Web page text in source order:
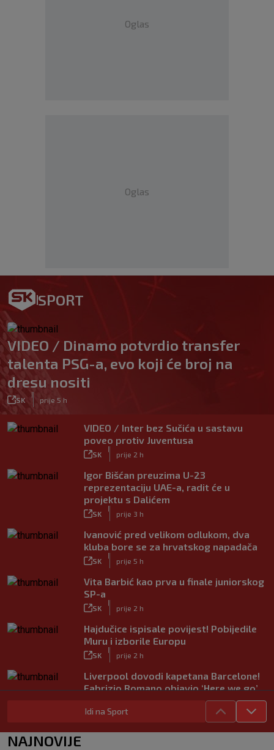
Oglas
Oglas
SPORT
VIDEO / Dinamo potvrdio transfer
talenta PSG-a, evo koji će broj na
dresu nositi
SK prije 5 h
VIDEO / Inter bez Sučića u sastavu
poveo protiv Juventusa
SK prije 2 h
Igor Bišćan preuzima U-23
reprezentaciju UAE-a, radit će u
projektu s Dalićem
SK prije 3 h
Ivanović pred velikom odlukom, dva
kluba bore se za hrvatskog napadača
SK prije 5 h
Vita Barbić kao prva u finale juniorskog
SP-a
SK prije 2 h
Hajdučice ispisale povijest! Pobijedile
Muru i izborile Europu
SK prije 2 h
Liverpool dovodi kapetana Barcelone!
Fabrizio Romano objavio ‘Here we go’
Hajduk želi Selahija, oglasio se igračev
menadžer: ‘Garcia ga dobro poznaje, ali
Idi na Sport
NAJNOVIJE